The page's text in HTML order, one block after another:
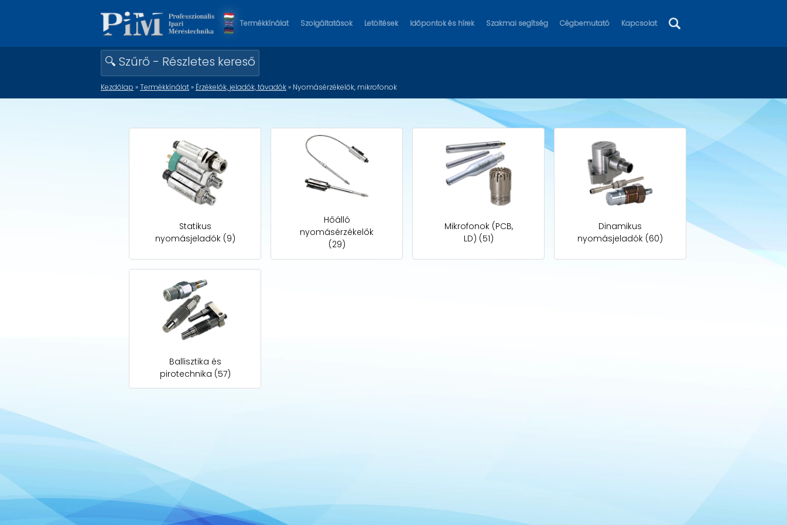
Termékkínálat Szolgáltatások Letöltések Időpontok és hírek Szakmai segítség Cégbemutató Kapcsolat
🔍 Szűrő - Részletes kereső
Kezdőlap »Termékkínálat» Érzékelők, jeladók, távadók» Nyomásérzékelők, mikrofonok
Statikus
nyomásjeladók (9)
Hőálló
nyomásérzékelők
(29)
Mikrofonok (PCB,
LD) (51)
Dinamikus
nyomásjeladók (60)
Ballisztika és
pirotechnika (57)